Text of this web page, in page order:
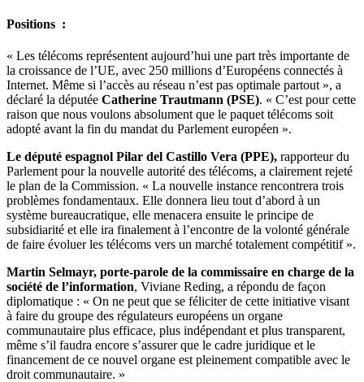
Positions :
« Les télécoms représentent aujourd’hui une part très importante de
la croissance de l’UE, avec 250 millions d’Européens connectés à
Internet. Même si l’accès au réseau n’est pas optimale partout », a
déclaré la députée Catherine Trautmann (PSE). « C’est pour cette
raison que nous voulons absolument que le paquet télécoms soit
adopté avant la fin du mandat du Parlement européen ».
Le député espagnol Pilar del Castillo Vera (PPE), rapporteur du
Parlement pour la nouvelle autorité des télécoms, a clairement rejeté
le plan de la Commission. « La nouvelle instance rencontrera trois
problèmes fondamentaux. Elle donnera lieu tout d’abord à un
système bureaucratique, elle menacera ensuite le principe de
subsidiarité et elle ira finalement à l’encontre de la volonté générale
de faire évoluer les télécoms vers un marché totalement compétitif ».
Martin Selmayr, porte-parole de la commissaire en charge de la
société de l’information, Viviane Reding, a répondu de façon
diplomatique : « On ne peut que se féliciter de cette initiative visant
à faire du groupe des régulateurs européens un organe
communautaire plus efficace, plus indépendant et plus transparent,
même s’il faudra encore s’assurer que le cadre juridique et le
financement de ce nouvel organe est pleinement compatible avec le
droit communautaire. »